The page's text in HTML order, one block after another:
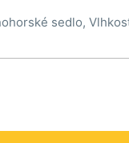
sedlo,